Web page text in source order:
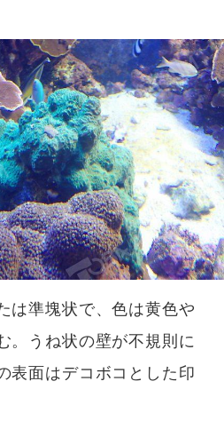
は準塊状で、色は黄色や
。うね状の壁が不規則に
表面はデコボコとした印